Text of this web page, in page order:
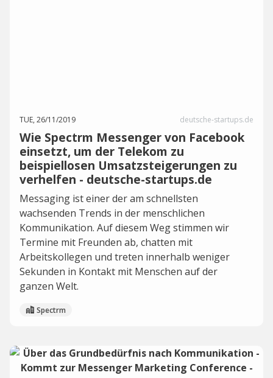
TUE, 26/11/2019 deutsche-startups.de
Wie Spectrm Messenger von Facebook
einsetzt, um der Telekom zu
beispiellosen Umsatzsteigerungen zu
verhelfen - deutsche-startups.de
Messaging ist einer der am schnellsten
wachsenden Trends in der menschlichen
Kommunikation. Auf diesem Weg stimmen wir
Termine mit Freunden ab, chatten mit
Arbeitskollegen und treten innerhalb weniger
Sekunden in Kontakt mit Menschen auf der
ganzen Welt.
Spectrm